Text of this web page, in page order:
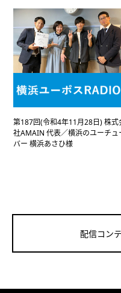
第187回(令和4年11月28日) 株式
社AMAIN 代表／横浜のユーチュ
バー 横浜あさひ様
配信コン